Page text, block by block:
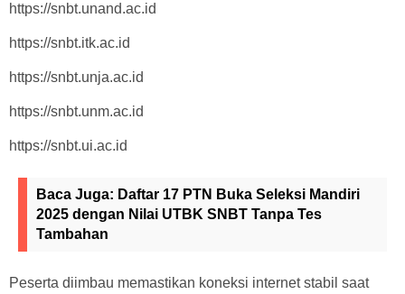
https://snbt.unand.ac.id
https://snbt.itk.ac.id
https://snbt.unja.ac.id
https://snbt.unm.ac.id
https://snbt.ui.ac.id
Baca Juga: Daftar 17 PTN Buka Seleksi Mandiri
2025 dengan Nilai UTBK SNBT Tanpa Tes
Tambahan
Peserta diimbau memastikan koneksi internet stabil saat